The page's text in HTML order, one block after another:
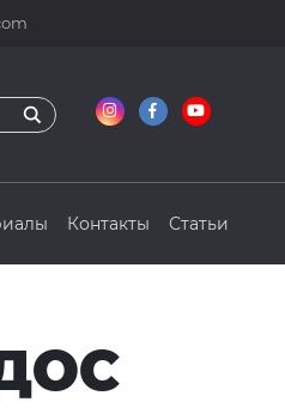
Контакты Статьи